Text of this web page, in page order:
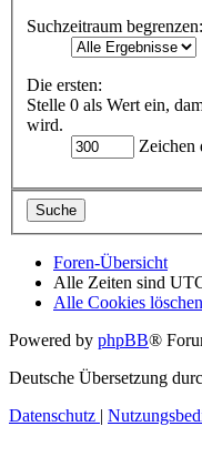
Suchzeitraum begrenzen:
Die ersten:
Stelle 0 als Wert ein,
wird.
Zeichen
Foren-Übersicht
Alle Zeiten sind
Alle Cookies löschen
Powered by phpBB®
Deutsche Übersetzung
Datenschutz |